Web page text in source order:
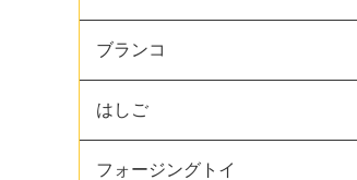
ブランコ
はしご
フォージングトイ